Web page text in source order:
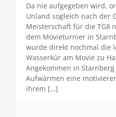
Da nie aufgegeben wird,
Unland sogleich nach der
Meisterschaft für die TG8
dem Movieturnier in
wurde direkt nochmal die
Wasserkür am Movie zu
Angekommen in
Aufwärmen eine
ihrem […]